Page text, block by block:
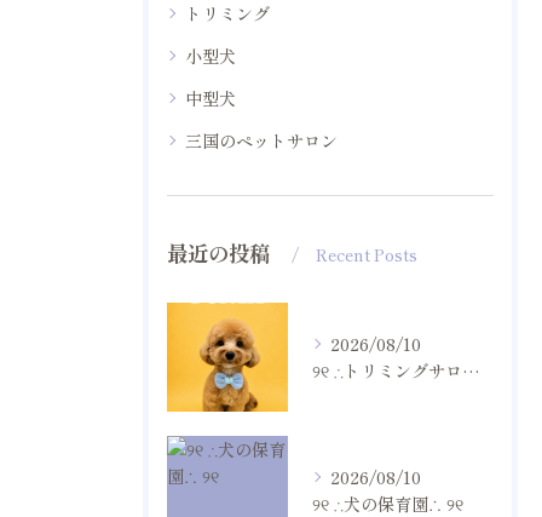
トリミング
小型犬
中型犬
三国のペットサロン
最近の投稿 Recent Posts
2026/08/10
୨୧ ∴トリミングサロン∴ ୨୧
2026/08/10
୨୧ ∴犬の保育園∴ ୨୧